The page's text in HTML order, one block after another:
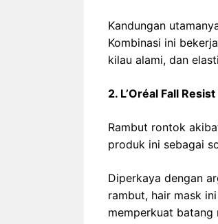
Kandungan
Kombinasi ini
kilau alami, dan
2. L’Oréal Fall
Rambut rontok
produk ini sebagai
Diperkaya dengan
rambut, hair mask
memperkuat